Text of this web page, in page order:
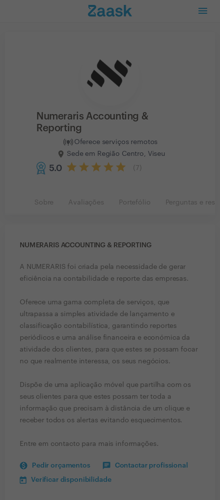
Numeraris Accounting &
Reporting
Oferece serviços remotos
Sede em Região Centro, Viseu
5.0 7
Sobre Avaliações Portefólio Perguntas e
NUMERARIS ACCOUNTING & REPORTING
A NUMERARIS foi criada pela necessidade de gerar
eficiência na contabilidade e reporte das empresas.
Oferece uma gama completa de serviços, que
ultrapassa a simples atividade de lançamento e
classificação contabilística, garantindo reportes
periódicos e uma análise financeira e económica da
atividade dos clientes, para que estes se possam focar
no que realmente interessa, os seus negócios.
Dispõe de uma aplicação móvel que partilha com os
seus clientes para que estes possam ter toda a
informação que precisam à distância de um clique e
receber todos os alertas evitando esquecimentos.
Entre em contacto para mais informações.
Pedir orçamentos Contactar profissional
Verificar disponibilidade